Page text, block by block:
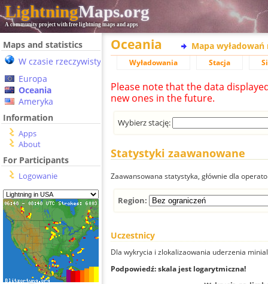
LightningMaps.org
A community project with free lightning maps and apps
Maps and statistics
W czasie rzeczywistym
Europa
Oceania
Ameryka
Information
Apps
About
For Participants
Logowanie
Oceania Mapa wyładowań
Wyładowania Stacja
Please note that the data
new ones in the future.
Wybierz stację:
Statystyki zaawanowane
Zaawansowana statystyka, głównie dla
Region:
Uczestnicy
Dla wykrycia i zlokalizaowania uderzenia
Podpowiedź: skala jest logarytmiczna!